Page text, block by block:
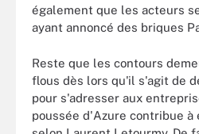
également que les acteurs
ayant annoncé des briques
Reste que les contours
flous dès lors qu'il s'agit de
pour s'adresser aux
poussée d'Azure contribue à